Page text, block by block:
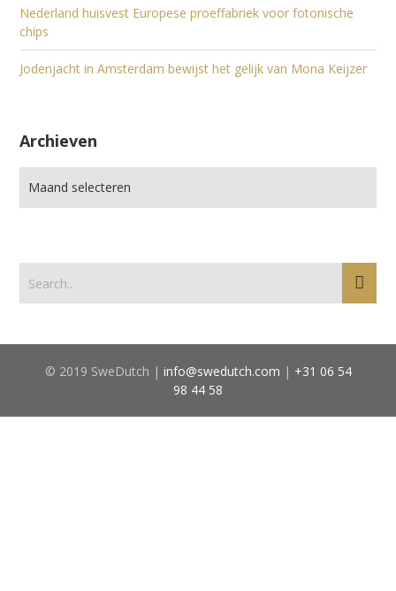
Nederland huisvest Europese proeffabriek voor fotonische
chips
Jodenjacht in Amsterdam bewijst het gelijk van Mona Keijzer
Archieven
© 2019 SweDutch | info@swedutch.com | +31 06 54
98 44 58